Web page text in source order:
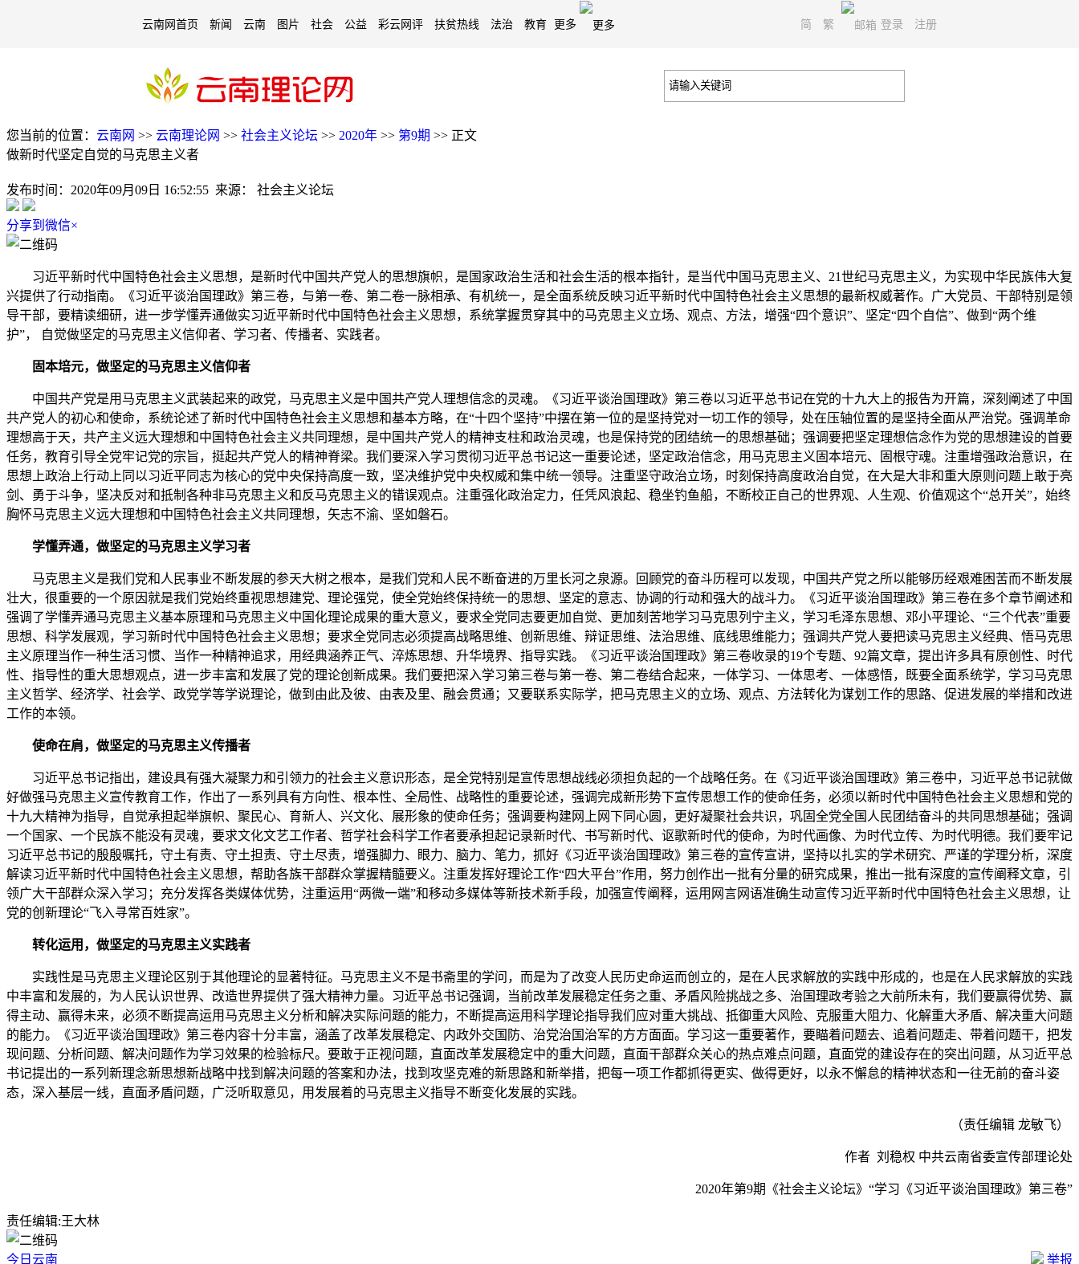
云南网首页 新闻 云南 图片 社会 公益 彩云网评 扶贫热线 法治 教育 更多 简 繁 登录 注册
您当前的位置： 云南网 >> 云南理论网 >> 社会主义论坛 >> 2020年 >> 第9期 >> 正文
做新时代坚定自觉的马克思主义者
发布时间： 2020年09月09日 16:52:55 来源： 社会主义论坛
分享到微信×
习近平新时代中国特色社会主义思想，是新时代中国共产党人的思想旗帜，是国家政治生活和社会生活的根本指针，是当代中国马克思主义、21世纪马克思主义，为实现中华民族伟大复
兴提供了行动指南。《习近平谈治国理政》第三卷，与第一卷、第二卷一脉相承、有机统一，是全面系统反映习近平新时代中国特色社会主义思想的最新权威著作。广大党员、干部特别是领
导干部，要精读细研，进一步学懂弄通做实习近平新时代中国特色社会主义思想，系统掌握贯穿其中的马克思主义立场、观点、方法，增强“四个意识”、坚定“四个自信”、做到“两个维
护”， 自觉做坚定的马克思主义信仰者、学习者、传播者、实践者。
固本培元，做坚定的马克思主义信仰者
中国共产党是用马克思主义武装起来的政党，马克思主义是中国共产党人理想信念的灵魂。《习近平谈治国理政》第三卷以习近平总书记在党的十九大上的报告为开篇，深刻阐述了中国
共产党人的初心和使命，系统论述了新时代中国特色社会主义思想和基本方略，在“十四个坚持”中摆在第一位的是坚持党对一切工作的领导，处在压轴位置的是坚持全面从严治党。强调革命
理想高于天，共产主义远大理想和中国特色社会主义共同理想，是中国共产党人的精神支柱和政治灵魂，也是保持党的团结统一的思想基础；强调要把坚定理想信念作为党的思想建设的首要
任务，教育引导全党牢记党的宗旨，挺起共产党人的精神脊梁。我们要深入学习贯彻习近平总书记这一重要论述，坚定政治信念，用马克思主义固本培元、固根守魂。注重增强政治意识，在
思想上政治上行动上同以习近平同志为核心的党中央保持高度一致，坚决维护党中央权威和集中统一领导。注重坚守政治立场，时刻保持高度政治自觉，在大是大非和重大原则问题上敢于亮
剑、勇于斗争，坚决反对和抵制各种非马克思主义和反马克思主义的错误观点。注重强化政治定力，任凭风浪起、稳坐钓鱼船，不断校正自己的世界观、人生观、价值观这个“总开关”，始终
胸怀马克思主义远大理想和中国特色社会主义共同理想，矢志不渝、坚如磐石。
学懂弄通，做坚定的马克思主义学习者
马克思主义是我们党和人民事业不断发展的参天大树之根本，是我们党和人民不断奋进的万里长河之泉源。回顾党的奋斗历程可以发现，中国共产党之所以能够历经艰难困苦而不断发展
壮大，很重要的一个原因就是我们党始终重视思想建党、理论强党，使全党始终保持统一的思想、坚定的意志、协调的行动和强大的战斗力。《习近平谈治国理政》第三卷在多个章节阐述和
强调了学懂弄通马克思主义基本原理和马克思主义中国化理论成果的重大意义，要求全党同志要更加自觉、更加刻苦地学习马克思列宁主义，学习毛泽东思想、邓小平理论、“三个代表”重要
思想、科学发展观，学习新时代中国特色社会主义思想；要求全党同志必须提高战略思维、创新思维、辩证思维、法治思维、底线思维能力；强调共产党人要把读马克思主义经典、悟马克思
主义原理当作一种生活习惯、当作一种精神追求，用经典涵养正气、淬炼思想、升华境界、指导实践。《习近平谈治国理政》第三卷收录的19个专题、92篇文章，提出许多具有原创性、时代
性、指导性的重大思想观点，进一步丰富和发展了党的理论创新成果。我们要把深入学习第三卷与第一卷、第二卷结合起来，一体学习、一体思考、一体感悟，既要全面系统学，学习马克思
主义哲学、经济学、社会学、政党学等学说理论，做到由此及彼、由表及里、融会贯通；又要联系实际学，把马克思主义的立场、观点、方法转化为谋划工作的思路、促进发展的举措和改进
工作的本领。
使命在肩，做坚定的马克思主义传播者
习近平总书记指出，建设具有强大凝聚力和引领力的社会主义意识形态，是全党特别是宣传思想战线必须担负起的一个战略任务。在《习近平谈治国理政》第三卷中，习近平总书记就做
好做强马克思主义宣传教育工作，作出了一系列具有方向性、根本性、全局性、战略性的重要论述，强调完成新形势下宣传思想工作的使命任务，必须以新时代中国特色社会主义思想和党的
十九大精神为指导，自觉承担起举旗帜、聚民心、育新人、兴文化、展形象的使命任务；强调要构建网上网下同心圆，更好凝聚社会共识，巩固全党全国人民团结奋斗的共同思想基础；强调
一个国家、一个民族不能没有灵魂，要求文化文艺工作者、哲学社会科学工作者要承担起记录新时代、书写新时代、讴歌新时代的使命，为时代画像、为时代立传、为时代明德。我们要牢记
习近平总书记的殷殷嘱托，守土有责、守土担责、守土尽责，增强脚力、眼力、脑力、笔力，抓好《习近平谈治国理政》第三卷的宣传宣讲，坚持以扎实的学术研究、严谨的学理分析，深度
解读习近平新时代中国特色社会主义思想，帮助各族干部群众掌握精髓要义。注重发挥好理论工作“四大平台”作用，努力创作出一批有分量的研究成果，推出一批有深度的宣传阐释文章，引
领广大干部群众深入学习；充分发挥各类媒体优势，注重运用“两微一端”和移动多媒体等新技术新手段，加强宣传阐释，运用网言网语准确生动宣传习近平新时代中国特色社会主义思想，让
党的创新理论“飞入寻常百姓家”。
转化运用，做坚定的马克思主义实践者
实践性是马克思主义理论区别于其他理论的显著特征。马克思主义不是书斋里的学问，而是为了改变人民历史命运而创立的，是在人民求解放的实践中形成的，也是在人民求解放的实践
中丰富和发展的，为人民认识世界、改造世界提供了强大精神力量。习近平总书记强调，当前改革发展稳定任务之重、矛盾风险挑战之多、治国理政考验之大前所未有，我们要赢得优势、赢
得主动、赢得未来，必须不断提高运用马克思主义分析和解决实际问题的能力，不断提高运用科学理论指导我们应对重大挑战、抵御重大风险、克服重大阻力、化解重大矛盾、解决重大问题
的能力。《习近平谈治国理政》第三卷内容十分丰富，涵盖了改革发展稳定、内政外交国防、治党治国治军的方方面面。学习这一重要著作，要瞄着问题去、追着问题走、带着问题干，把发
现问题、分析问题、解决问题作为学习效果的检验标尺。要敢于正视问题，直面改革发展稳定中的重大问题，直面干部群众关心的热点难点问题，直面党的建设存在的突出问题，从习近平总
书记提出的一系列新理念新思想新战略中找到解决问题的答案和办法，找到攻坚克难的新思路和新举措，把每一项工作都抓得更实、做得更好，以永不懈怠的精神状态和一往无前的奋斗姿
态，深入基层一线，直面矛盾问题，广泛听取意见，用发展着的马克思主义指导不断变化发展的实践。
（责任编辑 龙敏飞）
作者 刘稳权 中共云南省委宣传部理论处
2020年第9期《社会主义论坛》“学习《习近平谈治国理政》第三卷”
责任编辑:王大林
今日云南 举报